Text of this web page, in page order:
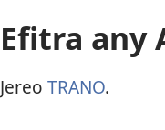
Efitra any
Jereo TRANO.